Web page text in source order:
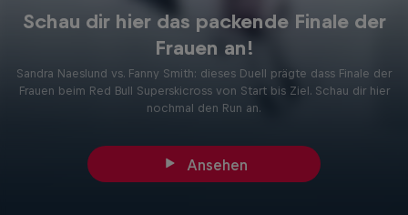
Schau dir hier das packende Finale der
Frauen an!
Sandra Naeslund vs. Fanny Smith: dieses Duell prägte dass Finale der
Frauen beim Red Bull Superskicross von Start bis Ziel. Schau dir hier
nochmal den Run an.
Ansehen